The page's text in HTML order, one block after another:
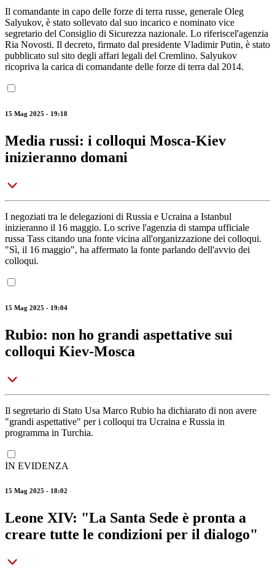
Il comandante in capo delle forze di terra russe, generale Oleg
Salyukov, è stato sollevato dal suo incarico e nominato vice
segretario del Consiglio di Sicurezza nazionale. Lo riferiscel'agenzia
Ria Novosti. Il decreto, firmato dal presidente Vladimir Putin, è stato
pubblicato sul sito degli affari legali del Cremlino. Salyukov
ricopriva la carica di comandante delle forze di terra dal 2014.
15 Mag 2025 - 19:18
Media russi: i colloqui Mosca-Kiev
inizieranno domani
I negoziati tra le delegazioni di Russia e Ucraina a Istanbul
inizieranno il 16 maggio. Lo scrive l'agenzia di stampa ufficiale
russa Tass citando una fonte vicina all'organizzazione dei colloqui.
"Sì, il 16 maggio", ha affermato la fonte parlando dell'avvio dei
colloqui.
15 Mag 2025 - 19:04
Rubio: non ho grandi aspettative sui
colloqui Kiev-Mosca
Il segretario di Stato Usa Marco Rubio ha dichiarato di non avere
"grandi aspettative" per i colloqui tra Ucraina e Russia in
programma in Turchia.
IN EVIDENZA
15 Mag 2025 - 18:02
Leone XIV: "La Santa Sede è pronta a
creare tutte le condizioni per il dialogo"